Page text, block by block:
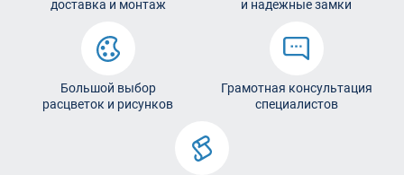
доставка и монтаж
и надежные замки
Большой выбор
расцветок и рисунков
Грамотная консультация
специалистов